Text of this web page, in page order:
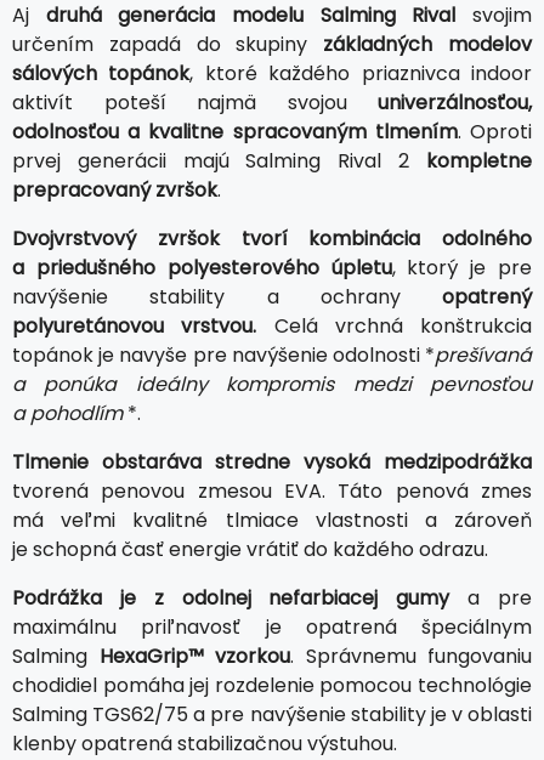
Aj druhá generácia modelu Salming Rival svojim
určením zapadá do skupiny základných modelov
sálových topánok, ktoré každého priaznivca indoor
aktivít poteší najmä svojou univerzálnosťou,
odolnosťou a kvalitne spracovaným tlmením. Oproti
prvej generácii majú Salming Rival 2 kompletne
prepracovaný zvršok.
Dvojvrstvový zvršok tvorí kombinácia odolného
a priedušného polyesterového úpletu, ktorý je pre
navýšenie stability a ochrany opatrený
polyuretánovou vrstvou. Celá vrchná konštrukcia
topánok je navyše pre navýšenie odolnosti *prešívaná
a ponúka ideálny kompromis medzi pevnosťou
a pohodlím*.
Tlmenie obstaráva stredne vysoká medzipodrážka
tvorená penovou zmesou EVA. Táto penová zmes
má veľmi kvalitné tlmiace vlastnosti a zároveň
je schopná časť energie vrátiť do každého odrazu.
Podrážka je z odolnej nefarbiacej gumya pre
maximálnu priľnavosť je opatrená špeciálnym
Salming HexaGrip™ vzorkou. Správnemu fungovaniu
chodidiel pomáha jej rozdelenie pomocou technológie
Salming TGS62/75 a pre navýšenie stability je v oblasti
klenby opatrená stabilizačnou výstuhou.